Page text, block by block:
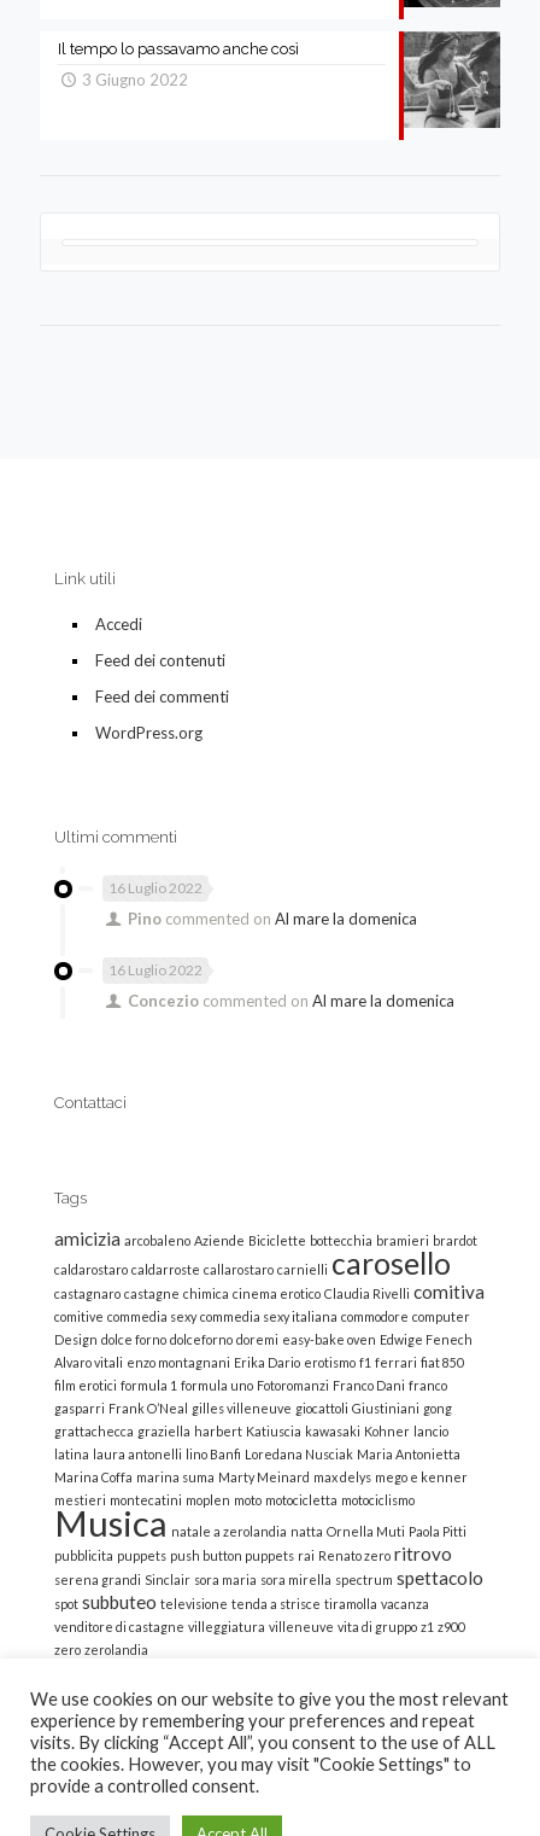
Il tempo lo passavamo anche così
3 Giugno 2022
Link utili
Accedi
Feed dei contenuti
Feed dei commenti
WordPress.org
Ultimi commenti
16 Luglio 2022
Pino commented onAl mare la domenica
16 Luglio 2022
Concezio commented onAl mare la domenica
Contattaci
Tags
amicizia arcobaleno Aziende Biciclette bottecchia bramieri brardot
caldarostaro caldarroste callarostaro carnielli carosello
castagnaro castagne chimica cinema erotico Claudia Rivelli comitiva
comitive commedia sexy commedia sexy italiana commodore computer
Design dolce forno dolceforno doremi easy-bake oven Edwige Fenech
Alvaro vitali enzo montagnani Erika Dario erotismo f1 ferrari fiat 850
film erotici formula 1 formula uno Fotoromanzi Franco Dani franco
gasparri Frank O’Neal gilles villeneuve giocattoli Giustiniani gong
grattachecca graziella harbert Katiuscia kawasaki Kohner lancio
latina laura antonelli lino Banfi Loredana Nusciak Maria Antonietta
Marina Coffa marina suma Marty Meinard max delys mego e kenner
mestieri montecatini moplen moto motocicletta motociclismo
Musica natale a zerolandia natta Ornella Muti Paola Pitti
pubblicita puppets push button puppets rai Renato zero ritrovo
serena grandi Sinclair sora maria sora mirella spectrum spettacolo
spot subbuteo televisione tenda a strisce tiramolla vacanza
venditore di castagne villeggiatura villeneuve vita di gruppo z1 z900
zero zerolandia
© 2022 La Strana Nostalgia | All Rights Reserved | Powered
We use cookies on our website to give you the most relevant
experience by remembering your preferences and repeat
visits. By clicking “Accept All”, you consent to the use of ALL
the cookies. However, you may visit "Cookie Settings" to
provide a controlled consent.